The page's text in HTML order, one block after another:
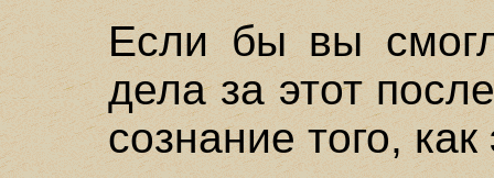
Если бы вы
дела за этот
сознание того,